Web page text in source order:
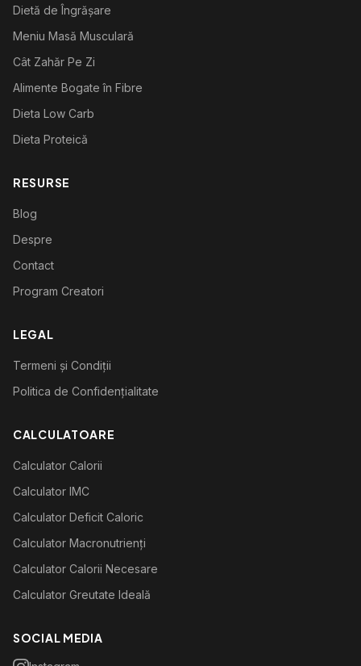
Dietă de Îngrășare
Meniu Masă Musculară
Cât Zahăr Pe Zi
Alimente Bogate în Fibre
Dieta Low Carb
Dieta Proteică
RESURSE
Blog
Despre
Contact
Program Creatori
LEGAL
Termeni și Condiții
Politica de Confidențialitate
CALCULATOARE
Calculator Calorii
Calculator IMC
Calculator Deficit Caloric
Calculator Macronutrienți
Calculator Calorii Necesare
Calculator Greutate Ideală
SOCIAL MEDIA